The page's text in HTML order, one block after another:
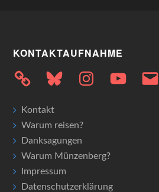
KONTAKTAUFNAHME
Bluesky InstagramYouTubeE-
Mail
Kontakt
Warum reisen?
Danksagungen
Warum Münzenberg?
Impressum
Datenschutzerklärung